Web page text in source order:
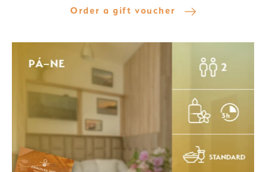
Order a gift voucher